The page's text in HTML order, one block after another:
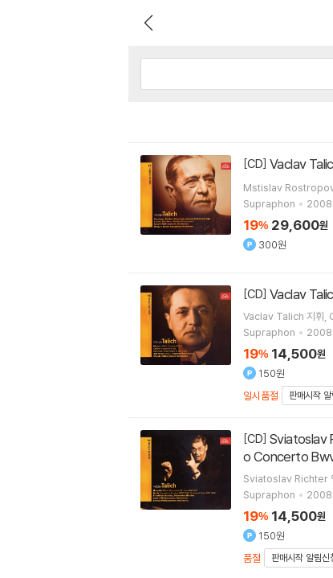
[CD] Vaclav
Mstislav
Supraphon
19% 29,600원
300원
[CD] Vaclav
Vaclav Talich 지휘
Supraphon
19% 14,500원
150원
일시품절
판매시작
[CD]
o Concerto
Sviatoslav Richter
Supraphon
19% 14,500원
150원
품절
판매시작 알림신